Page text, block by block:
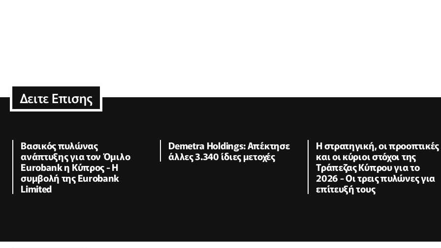
Δειτε Επισης
Βασικός πυλώνας
ανάπτυξης για τον Όμιλο
Eurobank η Κύπρος - Η
συμβολή της Eurobank
Limited
Demetra Holdings: Απέκτησε
άλλες 3.340 ίδιες μετοχές
Η στρατηγική, οι προοπτικές
και οι κύριοι στόχοι της
Τράπεζας Κύπρου για το
2026 - Οι τρεις πυλώνες για
επίτευξή τους